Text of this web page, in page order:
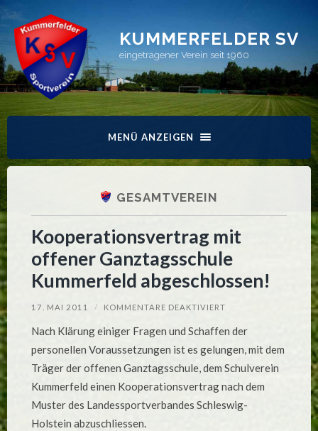
KUMMERFELDER SV
eingetragener Verein seit 1960
MENÜ ANZEIGEN
GESAMTVEREIN
Kooperationsvertrag mit
offener Ganztagsschule
Kummerfeld abgeschlossen!
17. MAI 2011 / KOMMENTARE DEAKTIVIERT
OFFENER
KUMMERFELD
Nach Klärung einiger Fragen und Schaffen der
personellen Voraussetzungen ist es gelungen, mit dem
Träger der offenen Ganztagsschule, dem Schulverein
Kummerfeld einen Kooperationsvertrag nach dem
Muster des Landessportverbandes Schleswig-
Holstein abzuschliessen.